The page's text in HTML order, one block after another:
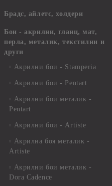
Брадс, айлетс, холдери
Бои - акрилни, гланц, мат,
перла, металик, текстилни и
други
Акрилни бои - Stamperia
Акрилни бои - Pentart
Акрилни бои металик -
Pentart
Акрилни бои - Artiste
Акрилна боя металик -
Artiste
Акрилни бои металик -
Dora Cadence